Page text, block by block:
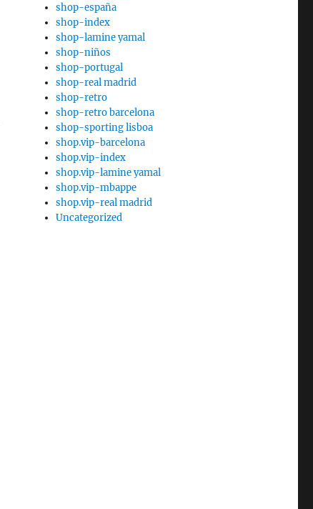
shop-españa
shop-index
shop-lamine yamal
shop-niños
shop-portugal
shop-real madrid
shop-retro
shop-retro barcelona
shop-sporting lisboa
shop.vip-barcelona
shop.vip-index
shop.vip-lamine yamal
shop.vip-mbappe
shop.vip-real madrid
Uncategorized